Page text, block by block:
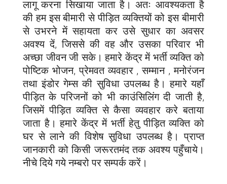
लागू करना सिखाया जाता है। अतः आवश्यकता है
की हम इस बीमारी से पीड़ित व्यक्तियों को इस बीमारी
से उभरने में सहायता कर उसे सुधार का अवसर
अवश्य दें, जिससे की वह और उसका परिवार भी
अच्छा जीवन जी सके। हमारे केंद्र में भर्ती व्यक्ति को
पोष्टिक भोजन, प्रेमवत व्यवहार , सम्मान , मनोरंजन
तथा इंडोर गेम्स की सुविधा उपलब्ध है। हमारे यहाँ
पीड़ित के परिजनों को भी काउंसिलिंग दी जाती है,
जिसमें पीड़ित व्यक्ति से कैसा व्यवहार करे बताया
जाता है। हमारे केंद्र में भर्ती हेतु पीड़ित व्यक्ति को
घर से लाने की विशेष सुविधा उपलब्ध है। प्राप्त
जानकारी को किसी जरूरतमंद तक अवश्य पहुँचाये।
नीचे दिये गये नम्बरो पर सम्पर्क करें।